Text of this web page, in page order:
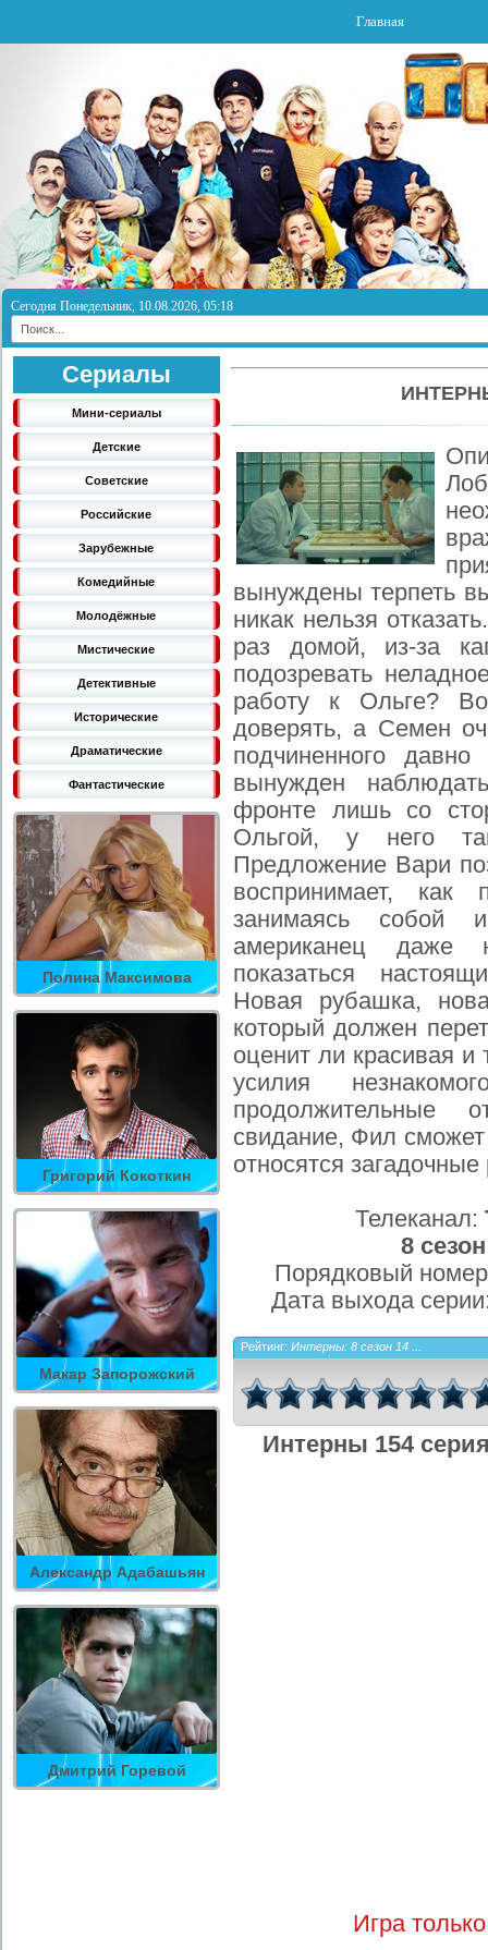
Главная
Сегодня Понедельник, 10.08.2026, 05:18
Сериалы
Мини-сериалы
Детские
Советские
Российские
Зарубежные
Комедийные
Молодёжные
Мистические
Детективные
Исторические
Драматические
Фантастические
Полина Максимова
Григорий Кокоткин
Макар Запорожский
Александр Адабашьян
Дмитрий Горевой
вынуждены терпеть
никак нельзя
раз домой, из-за
подозревать
работу к Ольге?
доверять, а Семен
подчиненного
вынужден
фронте лишь со
Ольгой, у него
Предложение Вари
воспринимает,
занимаясь собой
американец даже
показаться
Новая рубашка,
который должен
оценит ли красивая и
усилия
продолжительные
свидание, Фил сможет
относятся
Телеканал:
8 сезон
Порядковый
Дата выхода
Рейтинг: Интерны: 8 сезон 14 ...
Интерны 154
Игра